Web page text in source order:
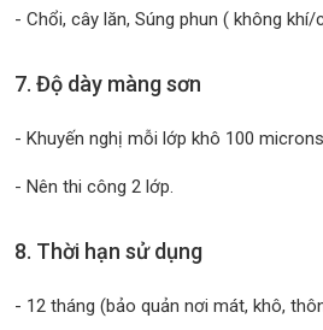
- Chổi, cây lăn, Súng phun ( không khí/
7. Độ dày màng sơn
- Khuyến nghị mỗi lớp khô 100
- Nên thi công 2 lớp.
8. Thời hạn sử dụng
- 12 tháng (bảo quản nơi mát, khô,